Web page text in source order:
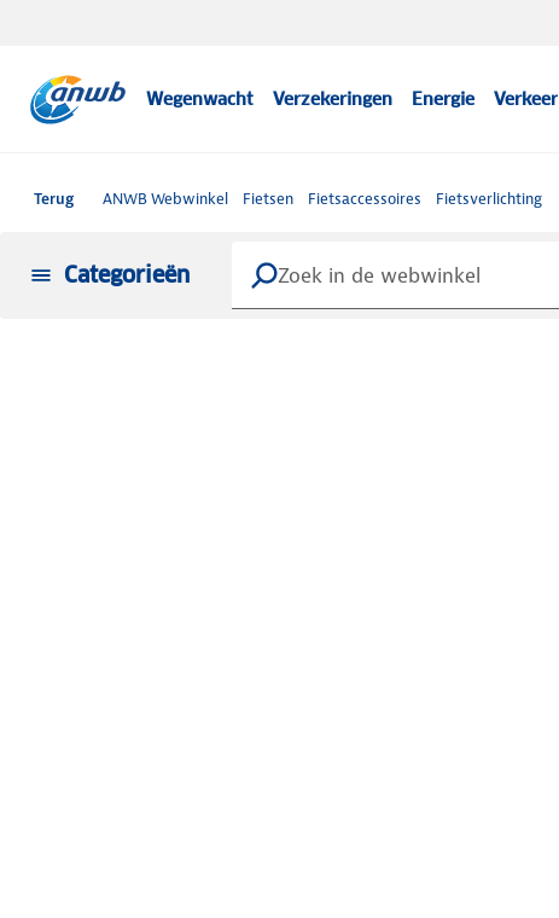
Wegenwacht Verzekeringen Energie Verkeer
Terug ANWB Webwinkel Fietsen Fietsaccessoires Fietsverlichting
Categorieën